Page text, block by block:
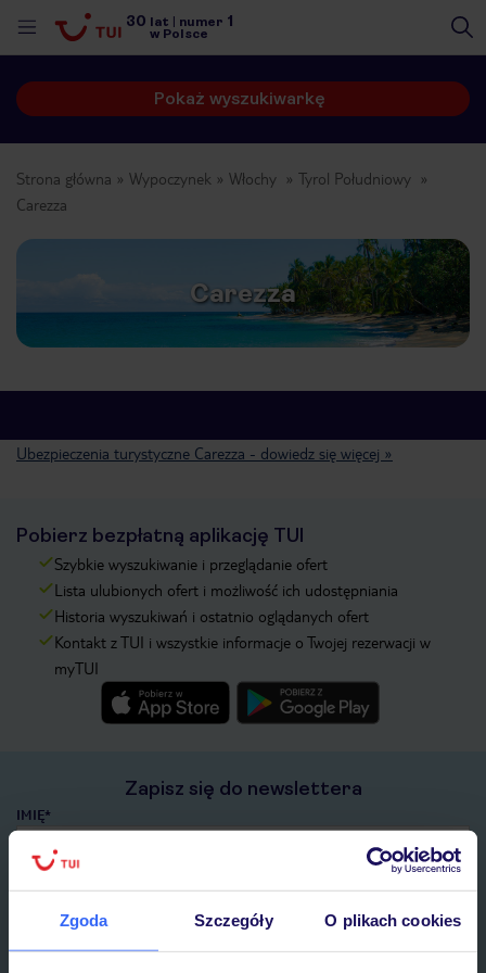
Zgoda Szczegóły O plikach cookies
30 lat numer 1
w Polsce
Pokaż wyszukiwarkę
Strona główna Wypoczynek Włochy
Tyrol Południowy
Carezza
Carezza
Ubezpieczenia turystyczne Carezza - dowiedz się więcej »
Pobierz bezpłatną aplikację TUI
Szybkie wyszukiwanie i przeglądanie ofert
Lista ulubionych ofert i możliwość ich udostępniania
Historia wyszukiwań i ostatnio oglądanych ofert
Kontakt z TUI i wszystkie informacje o Twojej rezerwacji w
myTUI
Zapisz się do newslettera
IMIĘ*
E-MAIL*
Wyrażam zgodę na przetwarzanie danych osobowych przez TUI